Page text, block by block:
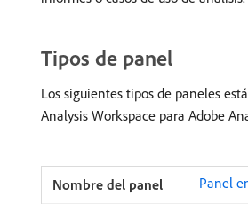
Tipos de panel
Los siguientes tipos de paneles
Analysis Workspace para Adobe
Panel